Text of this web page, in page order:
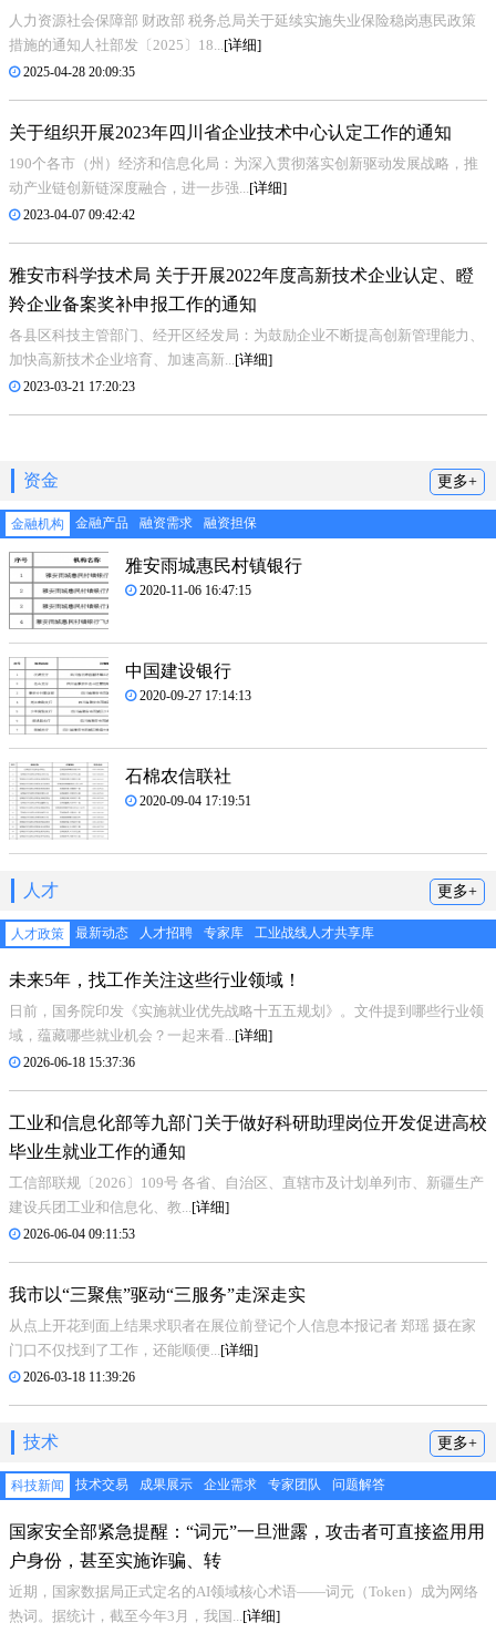
人力资源社会保障部 财政部 税务总局关于延续实施失业保险稳岗惠民政策
措施的通知人社部发〔2025〕18... [详细]
2025-04-28 20:09:35
关于组织开展2023年四川省企业技术中心认定工作的通知
190个各市（州）经济和信息化局：为深入贯彻落实创新驱动发展战略，推
动产业链创新链深度融合，进一步强... [详细]
2023-04-07 09:42:42
雅安市科学技术局 关于开展2022年度高新技术企业认定、瞪
羚企业备案奖补申报工作的通知
各县区科技主管部门、经开区经发局：为鼓励企业不断提高创新管理能力、
加快高新技术企业培育、加速高新... [详细]
2023-03-21 17:20:23
资金 更多+
金融机构 金融产品 融资需求 融资担保
雅安雨城惠民村镇银行
2020-11-06 16:47:15
中国建设银行
2020-09-27 17:14:13
石棉农信联社
2020-09-04 17:19:51
人才 更多+
人才政策 最新动态 人才招聘 专家库 工业战线人才共享库
未来5年，找工作关注这些行业领域！
日前，国务院印发《实施就业优先战略十五五规划》。文件提到哪些行业领
域，蕴藏哪些就业机会？一起来看... [详细]
2026-06-18 15:37:36
工业和信息化部等九部门关于做好科研助理岗位开发促进高校
毕业生就业工作的通知
工信部联规〔2026〕109号 各省、自治区、直辖市及计划单列市、新疆生产
建设兵团工业和信息化、教... [详细]
2026-06-04 09:11:53
我市以“三聚焦”驱动“三服务”走深走实
从点上开花到面上结果求职者在展位前登记个人信息本报记者 郑瑶 摄在家
门口不仅找到了工作，还能顺便... [详细]
2026-03-18 11:39:26
技术 更多+
科技新闻 技术交易 成果展示 企业需求 专家团队 问题解答
国家安全部紧急提醒：“词元”一旦泄露，攻击者可直接盗用用
户身份，甚至实施诈骗、转
近期，国家数据局正式定名的AI领域核心术语——词元（Token）成为网络
热词。据统计，截至今年3月，我国... [详细]